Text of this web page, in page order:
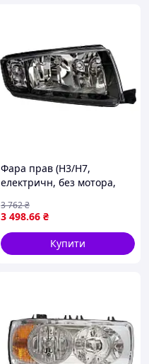
Фара прав (H3/H7,
електричн, без мотора,
SKODA FABIA I 08.99-03.08
TYC 20-6229-15-2
3 498.66 ₴
3 762₴
Купити